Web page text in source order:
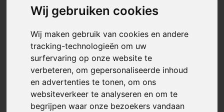
Wij gebruiken cookies
Wij maken gebruik van cookies en andere
tracking-technologieën om uw
surfervaring op onze website te
verbeteren, om gepersonaliseerde inhoud
en advertenties te tonen, om ons
websiteverkeer te analyseren en om te
begrijpen waar onze bezoekers vandaan
Back
Biobizz Top·max
0/10 (0 Reviews)